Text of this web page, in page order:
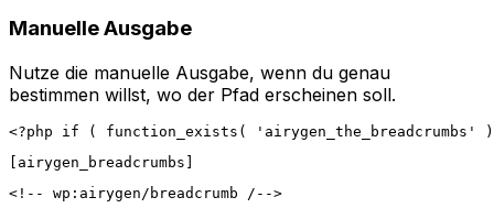
Manuelle Ausgabe
Nutze die manuelle Ausgabe, wenn du genau
bestimmen willst, wo der Pfad erscheinen soll.